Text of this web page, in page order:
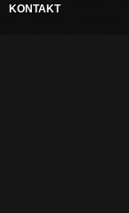
KONTAKT